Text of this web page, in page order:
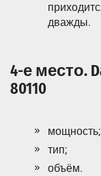
дважды.
4-е место.
80110
мощность;
тип;
объём.